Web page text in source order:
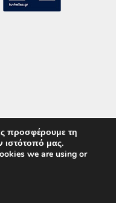
Right Reserved
προσφέρουμε τη
ιστότοπό μας.
we are using or